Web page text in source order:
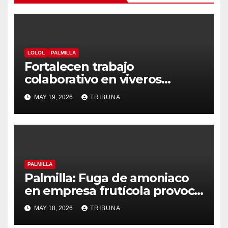
LOLOL PALMILLA
Fortalecen trabajo
colaborativo en viveros
CONAF de Palmilla y Lolol
MAY 19, 2026 TRIBUNA
PALMILLA
Palmilla: Fuga de amoniaco
en empresa frutícola provoca
evacuación masiva
MAY 18, 2026 TRIBUNA